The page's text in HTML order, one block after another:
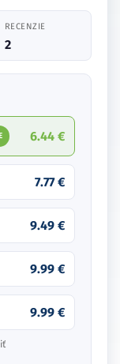
RECENZIE
2
6.44 €
7.77 €
9.49 €
9.99 €
9.99 €